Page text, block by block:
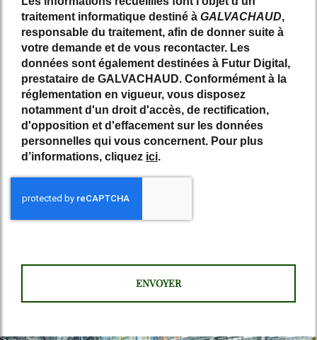
traitement informatique destiné à GALVACHAUD,
responsable du traitement, afin de donner suite à
votre demande et de vous recontacter. Les
données sont également destinées à Futur Digital,
prestataire de GALVACHAUD. Conformément à la
réglementation en vigueur, vous disposez
notamment d'un droit d'accès, de rectification,
d'opposition et d'effacement sur les données
personnelles qui vous concernent. Pour plus
d’informations, cliquez ici.